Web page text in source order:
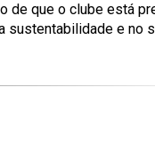
de que o clube está
sustentabilidade e no